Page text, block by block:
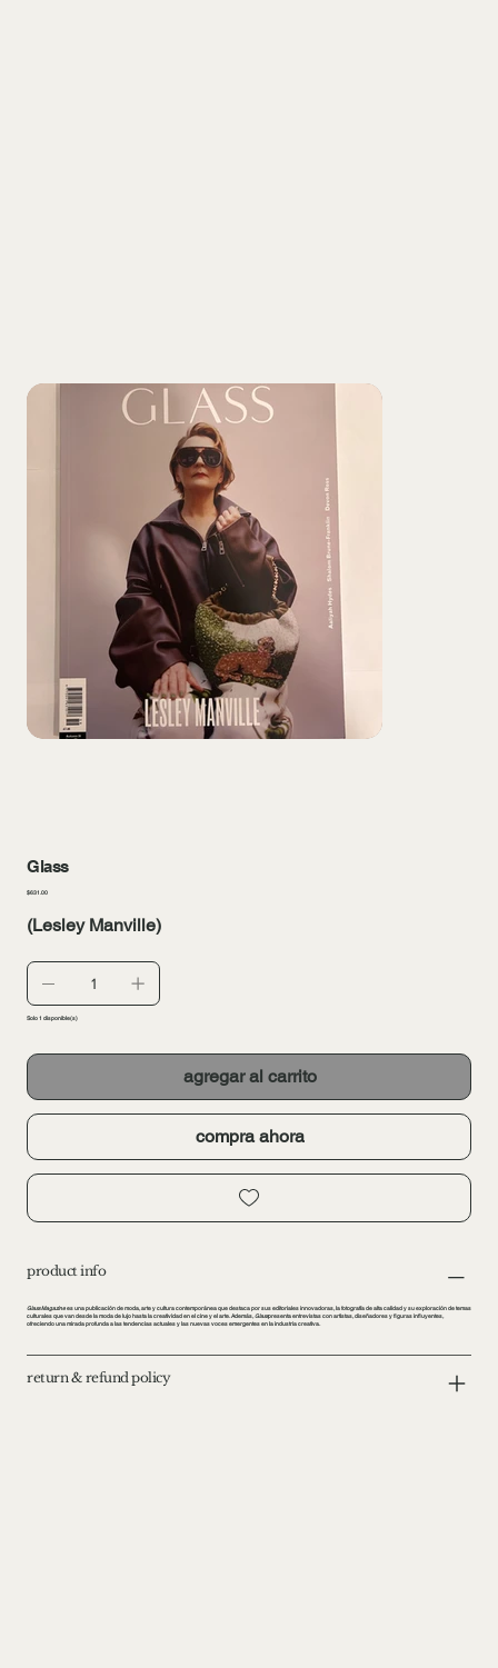
Glass
Precio
$631.00
(Lesley Manville)
Solo 1 disponible(s)
agregar al carrito
compra ahora
product info
Glass Magazinees una publicación de moda, arte y cultura contemporánea que destaca por sus editoriales innovadoras, la fotografía de alta calidad y su exploración de temas
culturales que van desde la moda de lujo hasta la creatividad en el cine y el arte. Además,Glasspresenta entrevistas con artistas, diseñadores y figuras influyentes,
ofreciendo una mirada profunda a las tendencias actuales y las nuevas voces emergentes en la industria creativa.
return & refund policy